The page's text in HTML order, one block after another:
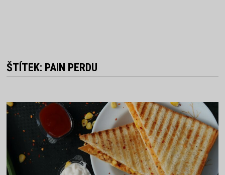
ŠTÍTEK: PAIN PERDU